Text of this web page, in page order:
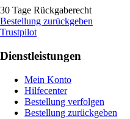
30 Tage Rückgaberecht
Bestellung zurückgeben
Trustpilot
Dienstleistungen
Mein Konto
Hilfecenter
Bestellung verfolgen
Bestellung zurückgeben